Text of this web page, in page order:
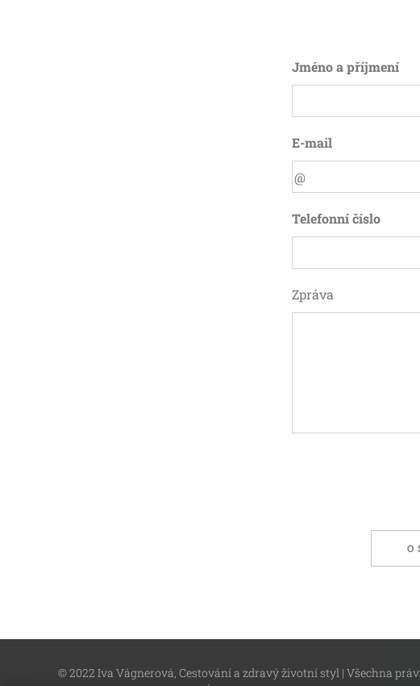
Jméno a příjmení
E-mail
Telefonní číslo
Zpráva
O
© 2022 Iva Vágnerová, Cestování a zdravý životní styl | Všechna